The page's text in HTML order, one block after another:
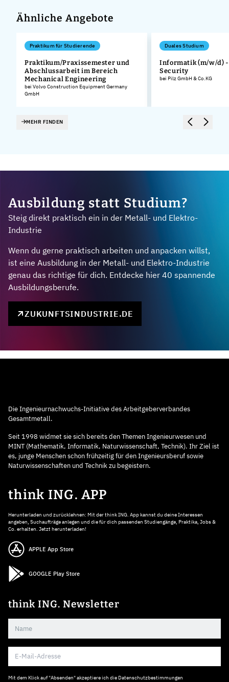
Ähnliche Angebote
Praktikum für Studierende
Praktikum/Praxissemester und
Abschlussarbeit im Bereich
Mechanical Engineering
bei Volvo Construction Equipment Germany
GmbH
Duales Studium
Informatik (m/w/d) -
Security
bei Pilz GmbH & Co.KG
MEHR FINDEN
Ausbildung statt Studium?
Steig direkt praktisch ein in der Metall- und Elektro-
Industrie
Wenn du gerne praktisch arbeiten und anpacken willst,
ist eine Ausbildung in der Metall- und Elektro-Industrie
genau das richtige für dich. Entdecke hier 40 spannende
Ausbildungsberufe.
ZUKUNFTSINDUSTRIE.DE
Die Ingenieurnachwuchs-Initiative des Arbeitgeberverbandes
Gesamtmetall.
Seit 1998 widmet sie sich bereits den Themen Ingenieurwesen und
MINT (Mathematik, Informatik, Naturwissenschaft, Technik). Ihr Ziel ist
es, junge Menschen schon frühzeitig für den Ingenieursberuf sowie
Naturwissenschaften und Technik zu begeistern.
think ING. APP
Herunterladen und zurücklehnen: Mit der think ING. App kannst du deine Interessen
angeben, Suchaufträge anlegen und die für dich passenden Studiengänge, Praktika, Jobs &
Co. erhalten. Jetzt herunterladen!
APPLE App Store
GOOGLE Play Store
think ING. Newsletter
Mit dem Klick auf "Absenden" akzeptiere ich die Datenschutzbestimmungen